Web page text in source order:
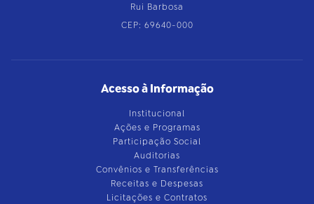
Rui Barbosa
CEP: 69640-000
Acesso à Informação
Institucional
Ações e Programas
Participação Social
Auditorias
Convênios e Transferências
Receitas e Despesas
Licitações e Contratos